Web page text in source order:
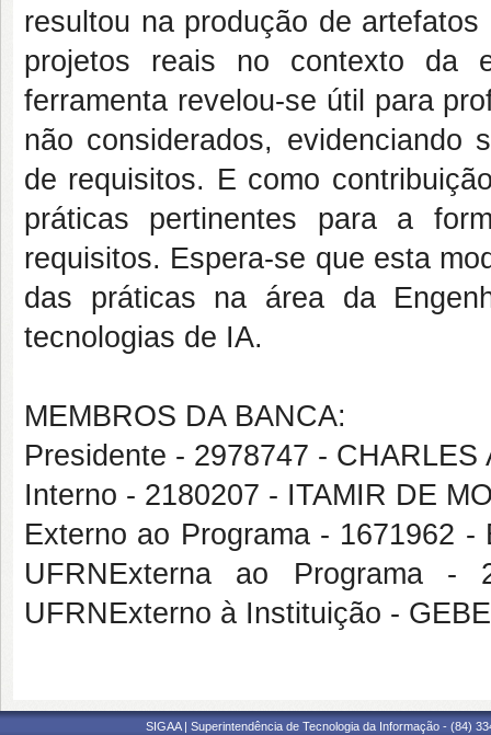
resultou na produção de
projetos reais no contexto da
ferramenta revelou-se útil para
não considerados, evidenciando
de requisitos. E como
práticas pertinentes para a
requisitos. Espera-se que esta
das práticas na área da
tecnologias de IA.
MEMBROS DA BANCA:
Presidente - 2978747 -
Interno - 2180207 - ITAMIR DE
Externo ao Programa - 1671962
UFRNExterna ao Programa -
UFRNExterno à Instituição -
SIGAA | Superintendência de Tecnologia da Informação - (84)